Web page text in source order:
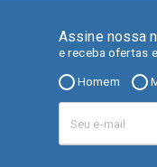
Assine nossa
e receba ofertas
Homem